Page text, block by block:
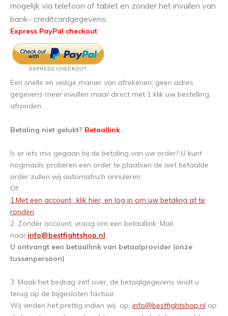
mogelijk via telefoon of tablet en zonder het invullen van
bank- creditcardgegevens.
Express PayPal checkout
Een snelle en veilige manier van afrekenen, geen adres
gegevens meer invullen maar direct met 1 klik uw bestelling
afronden.
Betaling niet gelukt? Betaallink
Is er iets mis gegaan bij de betaling van uw order? U kunt
nogmaals proberen een order te plaatsen de niet betaalde
order zullen wij automatisch annuleren.
Of:
1.Met een account,: klik hier, en log in om uw betaling af te
ronden.
2. Zonder account, vraag om een betaallink. Mail
naar:info@bestfightshop.nl
U ontvangt een betaallink van betaalprovider (onze
tussenpersoon)
3. Maak het bedrag zelf over, de betaalgegevens vindt u
terug op de bijgesloten factuur.
Wij vinden het prettig indien wij op: info@bestfightshop.nl op